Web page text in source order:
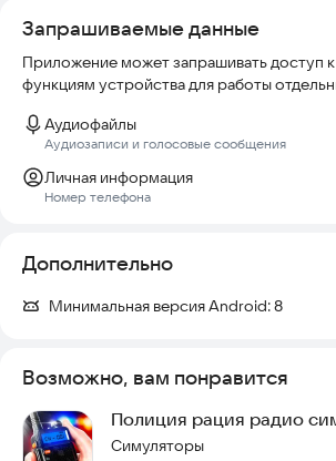
Запрашиваемые данные
Приложение может запрашивать доступ
функциям устройства для работы
Аудиофайлы
Аудиозаписи и голосовые сообщения
Личная информация
Номер телефона
Дополнительно
Минимальная версия Android:8
Возможно, вам понравится
Полиция рация радио
Симуляторы